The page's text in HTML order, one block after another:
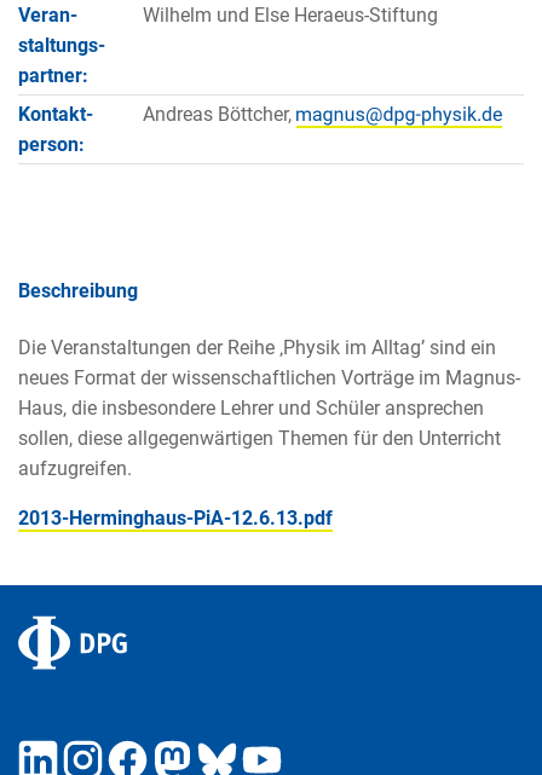
Veran­
staltungs­
partner:
Wilhelm und Else Heraeus-Stiftung
Kontakt­
person:
Andreas Böttcher,
Beschreibung
Die Veranstaltungen der Reihe ‚Physik im Alltag’ sind ein
neues Format der wissenschaftlichen Vorträge im Magnus-
Haus, die insbesondere Lehrer und Schüler ansprechen
sollen, diese allgegenwärtigen Themen für den Unterricht
aufzugreifen.
2013-Herminghaus-PiA-12.6.13.pdf